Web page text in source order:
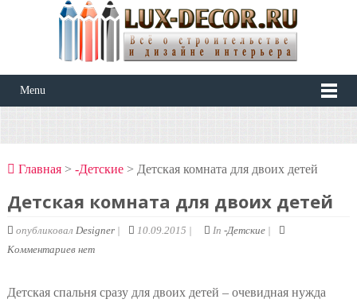
Menu
Главная> -Детские> Детская комната для двоих детей
Детская комната для двоих детей
опубликовал Designer| 10.09.2015 | In -Детские|
Комментариев нет
Детская спальня сразу для двоих детей – очевидная нужда